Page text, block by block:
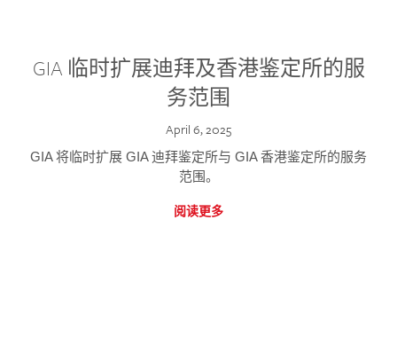
GIA 临时扩展迪拜及香港鉴定所的服
务范围
April 6, 2025
GIA 将临时扩展 GIA 迪拜鉴定所与 GIA 香港鉴定所的服务
范围。
阅读更多